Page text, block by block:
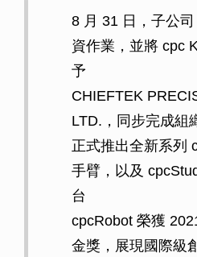
8 月 31 日，子公
資作業，並將 cpc
予
CHIEFTEK
LTD.，同步完成組
正式推出全新系列
手臂，以及
台
cpcRobot 榮獲
金獎，展現國際級